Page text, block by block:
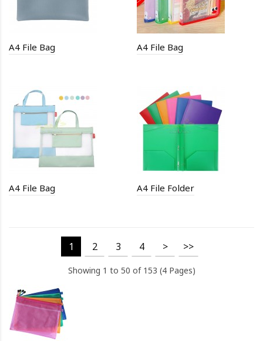
A4 File Bag A4 File Bag
A4 File Bag A4 File Folder
1 2 3 4 > >>
Showing 1 to 50 of 153 (4 Pages)